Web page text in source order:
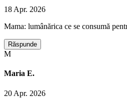
18 Apr. 2026
Mama: lumânărica ce se consumă
Răspunde
M
Maria E.
20 Apr. 2026